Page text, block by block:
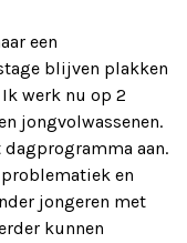
een
blijven plakken
werk nu op 2
jongvolwassenen.
aan.
en
jongeren met
kunnen